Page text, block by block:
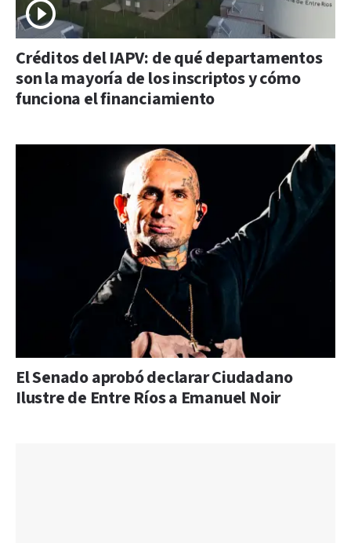
Créditos del IAPV: de qué departamentos
son la mayoría de los inscriptos y cómo
funciona el financiamiento
El Senado aprobó declarar Ciudadano
Ilustre de Entre Ríos a Emanuel Noir